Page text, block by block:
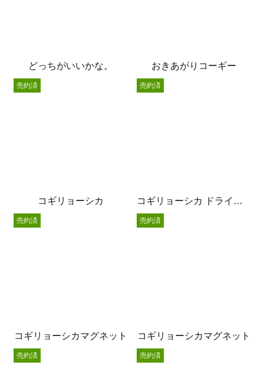
どっちがいいかな。 おきあがりコーギー
コギリョーシカ
売約済
コギリョーシカ ドライフラワー挿し
売約済
コギリョーシカマグネット
売約済
コギリョーシカマグネット
売約済
売約済 売約済